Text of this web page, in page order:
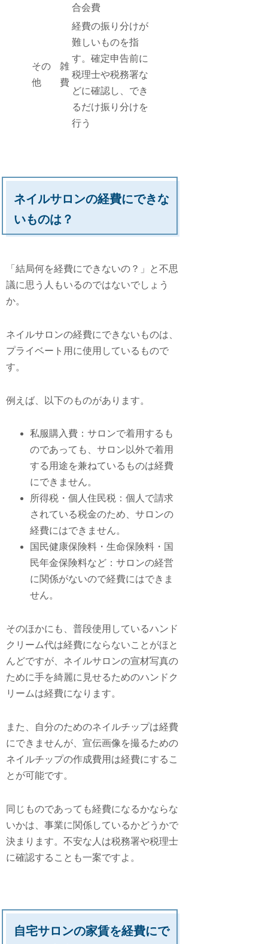
合会費
その
他
雑
費
経費の振り分けが
難しいものを指
す。確定申告前に
税理士や税務署な
どに確認し、でき
るだけ振り分けを
行う
ネイルサロンの経費にできな
いものは？
「結局何を経費にできないの？」と不思
議に思う人もいるのではないでしょう
か。
ネイルサロンの経費にできないものは、
プライベート用に使用しているもので
す。
例えば、以下のものがあります。
私服購入費：サロンで着用するも
のであっても、サロン以外で着用
する用途を兼ねているものは経費
にできません。
所得税・個人住民税：個人で請求
されている税金のため、サロンの
経費にはできません。
国民健康保険料・生命保険料・国
民年金保険料など：サロンの経営
に関係がないので経費にはできま
せん。
そのほかにも、普段使用しているハンド
クリーム代は経費にならないことがほと
んどですが、ネイルサロンの宣材写真の
ために手を綺麗に見せるためのハンドク
リームは経費になります。
また、自分のためのネイルチップは経費
にできませんが、宣伝画像を撮るための
ネイルチップの作成費用は経費にするこ
とが可能です。
同じものであっても経費になるかならな
いかは、事業に関係しているかどうかで
決まります。不安な人は税務署や税理士
に確認することも一案ですよ。
自宅サロンの家賃を経費にで